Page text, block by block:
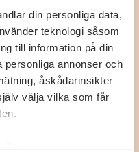
din personliga data,
teknologi såsom
till information på din
personliga annonser och
åskådarinsikter
välja vilka som får